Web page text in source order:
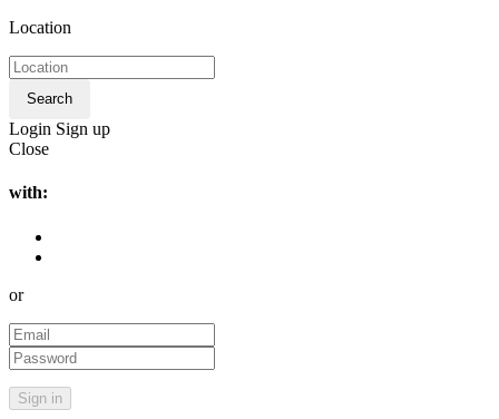
Location
Search
Login Sign up
Close
with:
or